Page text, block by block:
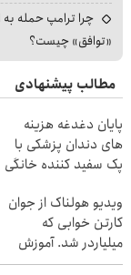
چرا ترامپ حمله به
«توافق» چیست؟
مطالب پیشنهادی
پایان دغدغه هزینه
های دندان پزشکی با
پک سفید کننده خانگی
ویدیو هولناک از جوان
کارتن خوابی که
میلیاردر شد. آموزش
رایگان